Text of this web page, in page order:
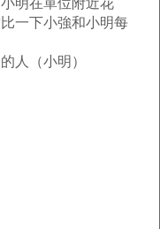
明在單位附近花
一下小強和小明每
人（小明）